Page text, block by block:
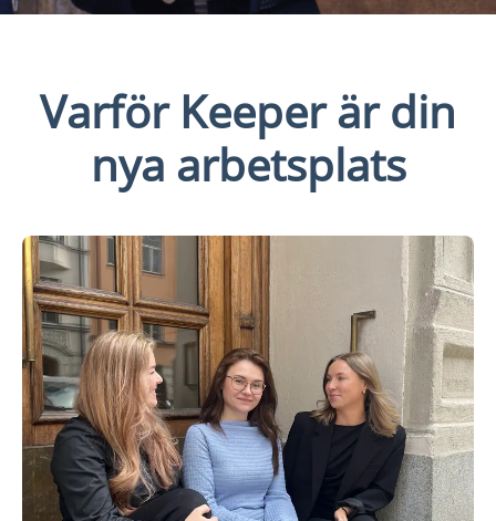
Varför Keeper är din
nya arbetsplats